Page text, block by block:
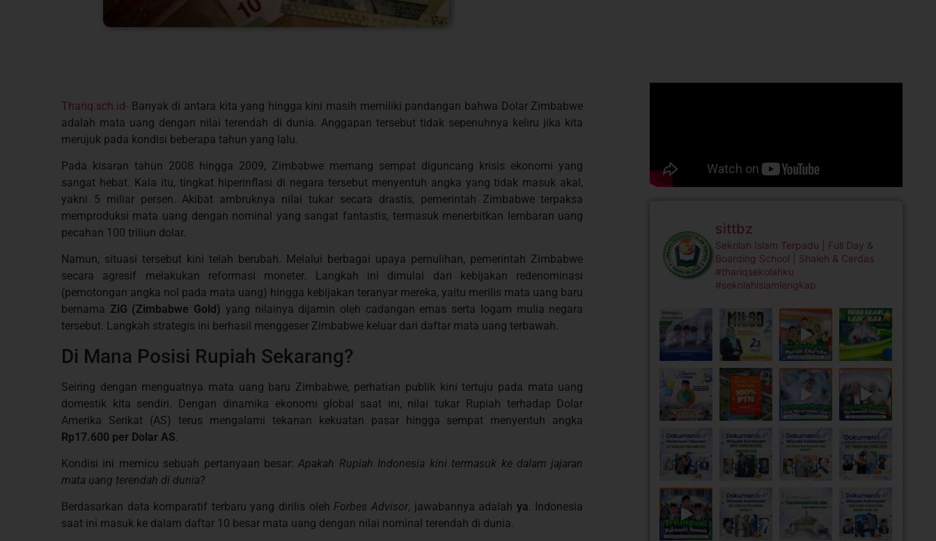
Thariq.sch.id- Banyak di antara kita yang hingga kini masih memiliki pandangan bahwa Dolar Zimbabwe
adalah mata uang dengan nilai terendah di dunia. Anggapan tersebut tidak sepenuhnya keliru jika kita
merujuk pada kondisi beberapa tahun yang lalu.
Pada kisaran tahun 2008 hingga 2009, Zimbabwe memang sempat diguncang krisis ekonomi yang
sangat hebat. Kala itu, tingkat hiperinflasi di negara tersebut menyentuh angka yang tidak masuk akal,
yakni 5 miliar persen. Akibat ambruknya nilai tukar secara drastis, pemerintah Zimbabwe terpaksa
memproduksi mata uang dengan nominal yang sangat fantastis, termasuk menerbitkan lembaran uang
pecahan 100 triliun dolar.
Namun, situasi tersebut kini telah berubah. Melalui berbagai upaya pemulihan, pemerintah Zimbabwe
secara agresif melakukan reformasi moneter. Langkah ini dimulai dari kebijakan redenominasi
(pemotongan angka nol pada mata uang) hingga kebijakan teranyar mereka, yaitu merilis mata uang baru
bernama ZiG (Zimbabwe Gold) yang nilainya dijamin oleh cadangan emas serta logam mulia negara
tersebut. Langkah strategis ini berhasil menggeser Zimbabwe keluar dari daftar mata uang terbawah.
Di Mana Posisi Rupiah Sekarang?
Seiring dengan menguatnya mata uang baru Zimbabwe, perhatian publik kini tertuju pada mata uang
domestik kita sendiri. Dengan dinamika ekonomi global saat ini, nilai tukar Rupiah terhadap Dolar
Amerika Serikat (AS) terus mengalami tekanan kekuatan pasar hingga sempat menyentuh angka
Rp17.600 per Dolar AS
Kondisi ini memicu sebuah pertanyaan besar:Apakah Rupiah Indonesia kini termasuk ke dalam jajaran
mata uang terendah di dunia?
Berdasarkan data komparatif terbaru yang dirilis oleh Forbes Advisor, jawabannya adalah ya. Indonesia
saat ini masuk ke dalam daftar 10 besar mata uang dengan nilai nominal terendah di dunia.
sittbz
Sekolah Islam Terpadu | Full Day &
Boarding School | Shaleh & Cerdas
#thariqsekolahku
#sekolahislamlengkap